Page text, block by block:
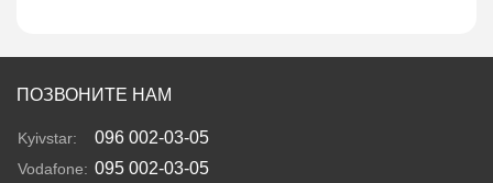
ПОЗВОНИТЕ НАМ
Kyivstar: 096 002-03-05
Vodafone: 095 002-03-05